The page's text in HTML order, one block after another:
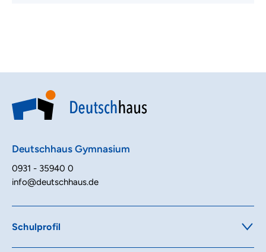
Deutschhaus Gymnasium
0931 - 35940 0
info@deutschhaus.de
Schulprofil